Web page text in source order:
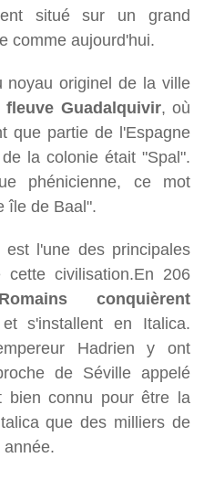
situé sur un grand
comme aujourd'hui.
noyau originel de la ville
fleuve Guadalquivir, où
que partie de l'Espagne
la colonie était "Spal".
phénicienne, ce mot
île de Baal".
l'une des principales
civilisation.En 206
conquièrent
et s'installent en Italica.
Hadrien y ont
de Séville appelé
bien connu pour être la
que des milliers de